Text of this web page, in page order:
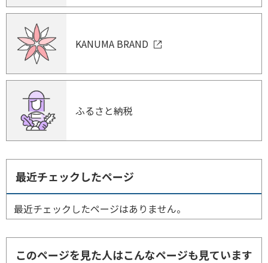
KANUMA BRAND
ふるさと納税
最近チェックしたページ
最近チェックしたページはありません。
このページを見た人はこんなページも見ています